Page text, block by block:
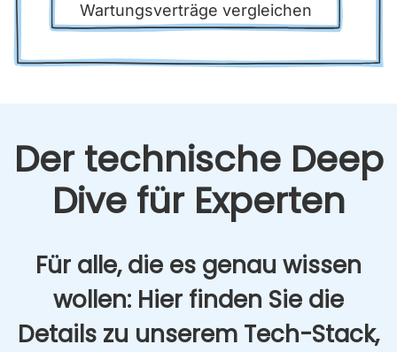
War­tungs­ver­trä­ge ver­glei­chen
Der tech­ni­sche Deep
Dive für Exper­ten
Für alle, die es genau wis­sen
wol­len: Hier fin­den Sie die
Details zu unse­rem Tech-Stack,